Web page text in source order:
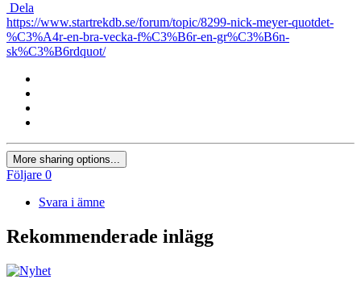
Dela
https://www.startrekdb.se/forum/topic/8299-nick-meyer-quotdet-
%C3%A4r-en-bra-vecka-f%C3%B6r-en-gr%C3%B6n-
sk%C3%B6rdquot/
More sharing options...
Följare 0
Svara i ämne
Rekommenderade inlägg